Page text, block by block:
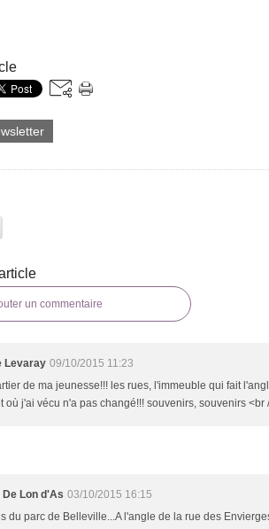
un commentaire
Levaray 09/10/2015 11:23
de ma jeunesse!!! les rues, l'immeuble qui fait
où j'ai vécu n'a pas changé!!! souvenirs, souvenirs
Lon d'As 03/10/2015 16:15
du parc de Belleville...A l'angle de la rue des